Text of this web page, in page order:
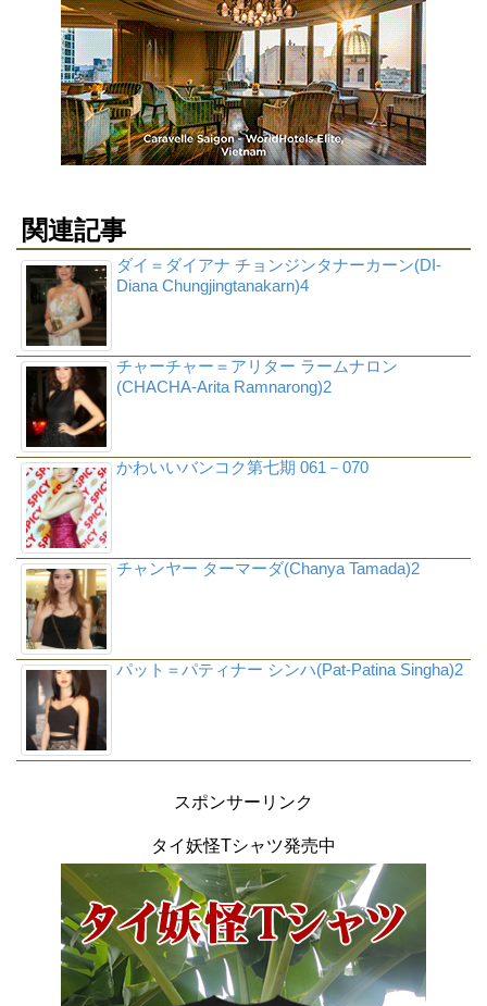
関連記事
ダイ＝ダイアナ チョンジンタナーカーン(DI-
Diana Chungjingtanakarn)4
チャーチャー＝アリター ラームナロン
(CHACHA-Arita Ramnarong)2
かわいいバンコク第七期 061－070
チャンヤー ターマーダ(Chanya Tamada)2
パット＝パティナー シンハ(Pat-Patina Singha)2
スポンサーリンク
タイ妖怪Tシャツ発売中